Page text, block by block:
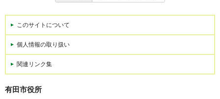
このサイトについて
個人情報の取り扱い
関連リンク集
有田市役所